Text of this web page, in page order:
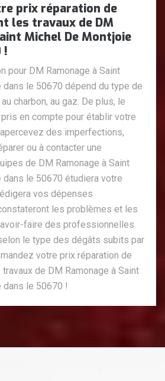
prix réparation de
les travaux de DM
Michel De Montjoie
!
pour DM Ramonage à Saint
dans le 50670 dépend du type de
charbon, au gaz. De plus, le
en compte pour établir votre
des imperfections,
ou à contacter une
de DM Ramonage à Saint
dans le 50670 étudiera votre
vos dépenses
les problèmes et les
faire des professionnelles
le type des dégâts subits par
votre prix réparation de
de DM Ramonage à Saint
dans le 50670 !